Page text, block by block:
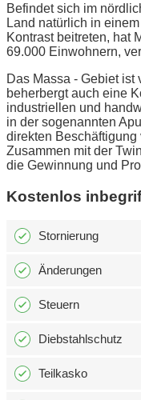
Befindet sich im
Land natürlich in
Kontrast beitreten, hat
69.000 Einwohnern,
Das Massa - Gebiet ist
beherbergt auch eine
industriellen und
in der sogenannten
direkten Beschäftigung
Zusammen mit der
die Gewinnung und
Kostenlos
Stornierung
Änderungen
Steuern
Diebstahlschutz
Teilkasko